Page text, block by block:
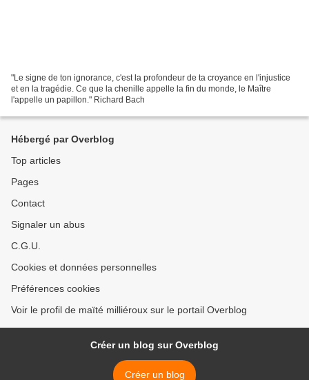
"Le signe de ton ignorance, c'est la profondeur de ta croyance en l'injustice
et en la tragédie. Ce que la chenille appelle la fin du monde, le Maître
l'appelle un papillon." Richard Bach
Hébergé par Overblog
Top articles
Pages
Contact
Signaler un abus
C.G.U.
Cookies et données personnelles
Préférences cookies
Voir le profil de maïté milliéroux sur le portail Overblog
Créer un blog sur Overblog
Créer un blog